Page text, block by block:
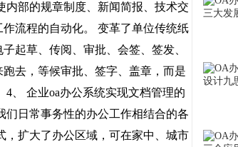
部的规章制度、新闻简报、技术交
流程的自动化。 变革了单位传统纸
起草、传阅、审批、会签、签发、
去，等候审批、签字、盖章，而是
、 企业oa办公系统实现文档管理的
们日常事务性的办公工作相结合的各
，扩大了办公区域，可在家中、城市